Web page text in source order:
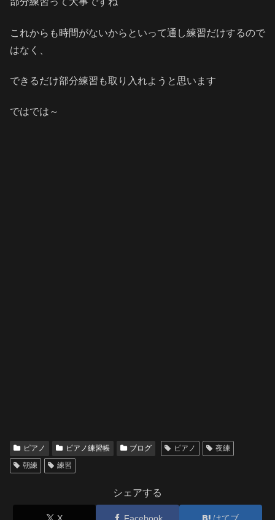
これからも時間がないからといって通し練習だけするので
はなく、
できるだけ部分練習も取り入れようと思います
ではでは～
ピアノ ピアノ練習帳 ブログ ピアノ
夜練
朝練
練習
シェアする
X Facebook はてブ